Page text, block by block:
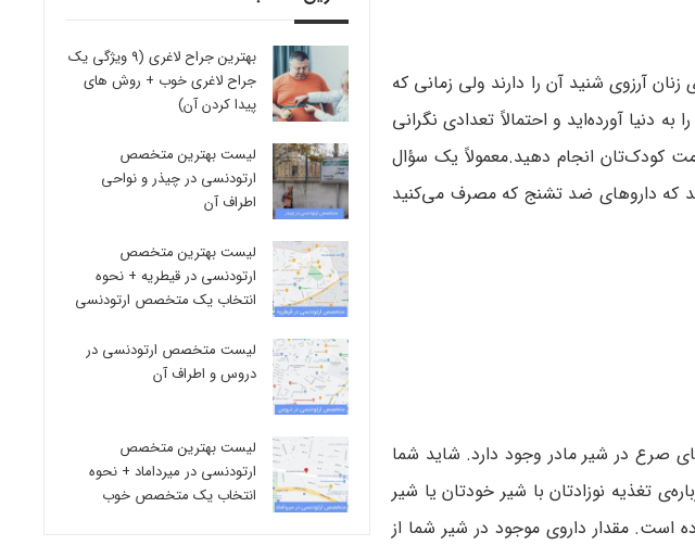
آرزوی شنید آن را دارند ولی زمانی که
دنیا آورده‌اید و احتمالاً تعدادی نگرانی
کودک‌تان انجام دهید.معمولاً یک سؤال
که داروهای ضد تشنج که مصرف می‌کنید
صرع در شیر مادر وجود دارد. شاید شما
تغذیه نوزادتان با شیر خودتان یا شیر
است. مقدار داروی موجود در شیر شما از
بهترین جراح لاغری (9 ویژگی یک
جراح لاغری خوب + روش های
پیدا کردن آن)
لیست بهترین متخصص
ارتودنسی در چیذر و نواحی
اطراف آن
لیست بهترین متخصص
ارتودنسی در قیطریه + نحوه
انتخاب یک متخصص ارتودنسی
لیست متخصص ارتودنسی در
دروس و اطراف آن
لیست بهترین متخصص
ارتودنسی در میرداماد + نحوه
انتخاب یک متخصص خوب